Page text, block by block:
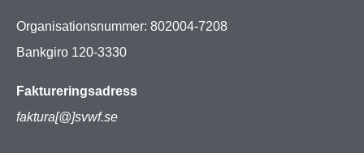
Organisationsnummer: 802004-7208
Bankgiro 120-3330
Faktureringsadress
faktura[@]svwf.se